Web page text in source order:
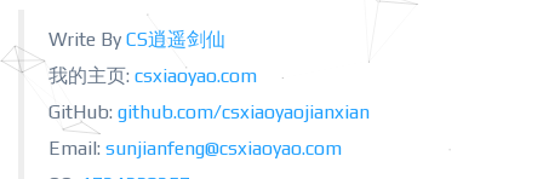
Write By CS逍遥剑仙
我的主页: csxiaoyao.com
GitHub: github.com/csxiaoyaojianxian
Email: sunjianfeng@csxiaoyao.com